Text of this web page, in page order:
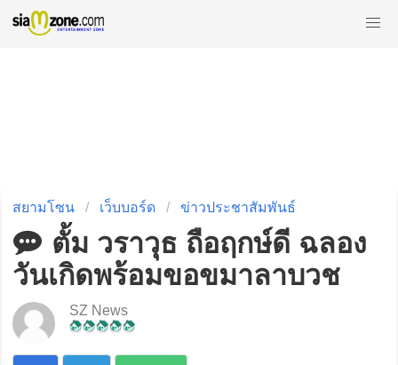
สยามโซน เว็บบอร์ด ข่าวประชาสัมพันธ์
ตั้ม วราวุธ ถือฤกษ์ดี ฉลอง
วันเกิดพร้อมขอขมาลาบวช
SZ News